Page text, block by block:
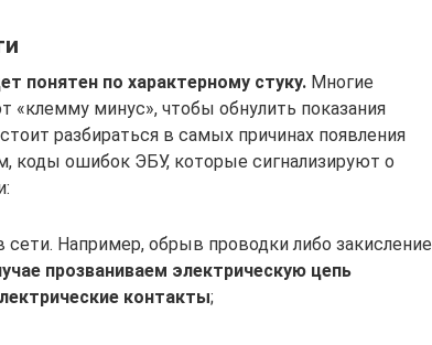
понятен по характерному стуку. Многие
минус», чтобы обнулить показания
разбираться в самых причинах появления
коды ошибок ЭБУ, которые сигнализируют о
Например, обрыв проводки либо закисление
прозваниваем электрическую цепь
контакты;